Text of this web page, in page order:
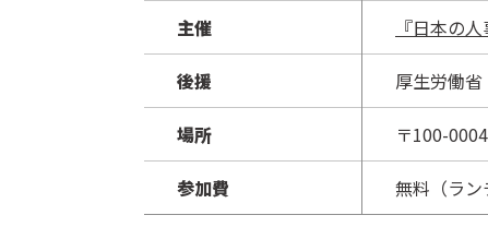
主催 『日本の人
後援 厚生労働
場所 〒100-
参加費 無料（ラン